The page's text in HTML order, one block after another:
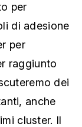
per
di adesione
per
raggiunto
dei
anche
cluster. Il